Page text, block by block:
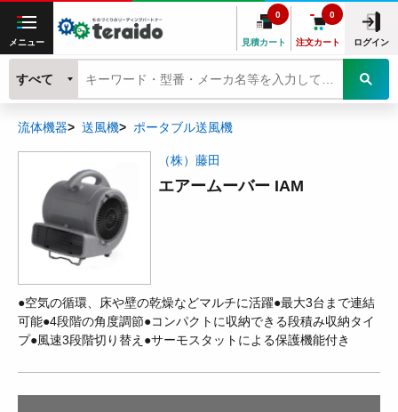
メニュー 見積カート
0
注文カート
0
ログイン
すべて
流体機器 送風機 ポータブル送風機
（株）藤田
エアームーバー IAM
●空気の循環、床や壁の乾燥などマルチに活躍●最大3台まで連結
可能●4段階の角度調節●コンパクトに収納できる段積み収納タイ
プ●風速3段階切り替え●サーモスタットによる保護機能付き